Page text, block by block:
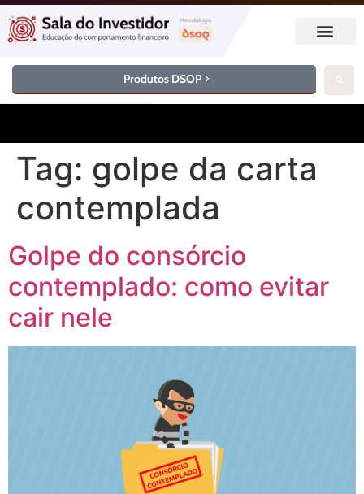
Produtos DSOP
Tag: golpe da carta
contemplada
Golpe do consórcio
contemplado: como evitar
cair nele